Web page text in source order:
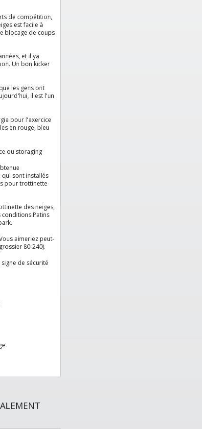
de compétition,
est facile à
blocage de coups
et il ya
Un bon kicker
les gens ont
il est l'un
pour l'exercice
en rouge, bleu
ou storaging
sont installés
pour trottinette
des neiges,
aimeriez peut-
80-240).
de sécurité